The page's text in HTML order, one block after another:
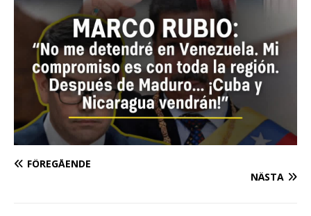
FÖREGÅENDE
NÄSTA